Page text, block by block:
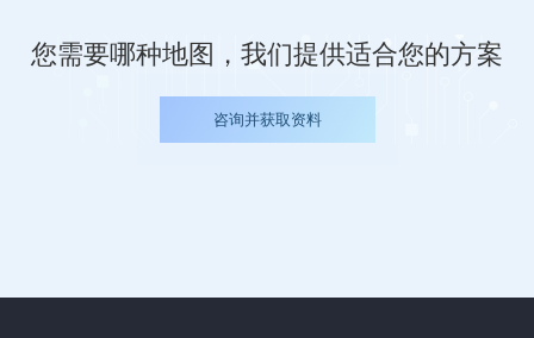
您需要哪种地图，我们提供适合您的方案
咨询并获取资料